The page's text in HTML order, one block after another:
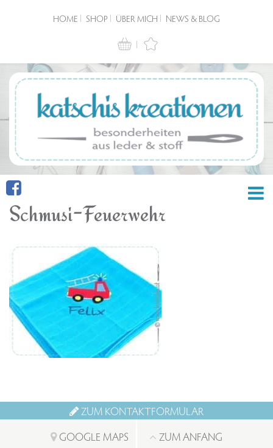
HOME SHOP ÜBER MICH NEWS & BLOG
Schmusi-Feuerwehr
ZUM KONTAKTFORMULAR
GOOGLE MAPS
ZUM ANFANG